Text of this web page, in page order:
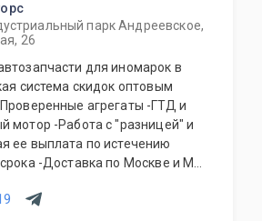
парк Андреевское,
26
для иномарок в
система скидок оптовым
агрегаты -ГТД и
мотор -Работа с "разницей" и
ее выплата по истечению
-Доставка по Москве и МО
по смене получателя с